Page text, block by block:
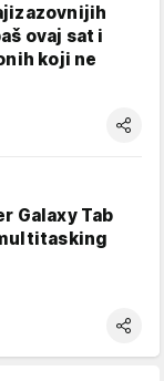
ovaj sat i
koji ne
Galaxy Tab